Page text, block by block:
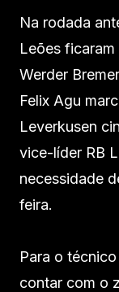
Na rodada
Leões
Werder
Felix Agu
Leverkusen
vice-líder RB
necessidade
feira.
Para o
contar com o